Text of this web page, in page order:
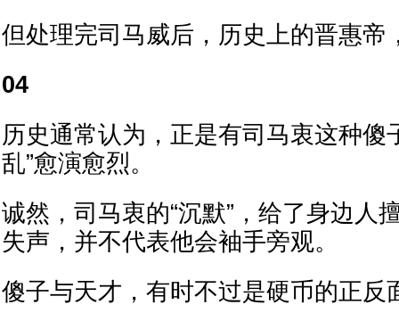
但处理完司马威后，历史上的晋惠帝
04
历史通常认为，正是有司马衷这种傻
乱”愈演愈烈。
诚然，司马衷的“沉默”，给了身边人
失声，并不代表他会袖手旁观。
傻子与天才，有时不过是硬币的正反